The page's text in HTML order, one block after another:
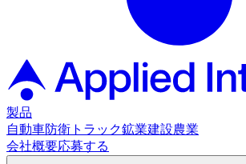
製品
自動車防衛 トラック鉱業建設農業
会社概要応募する